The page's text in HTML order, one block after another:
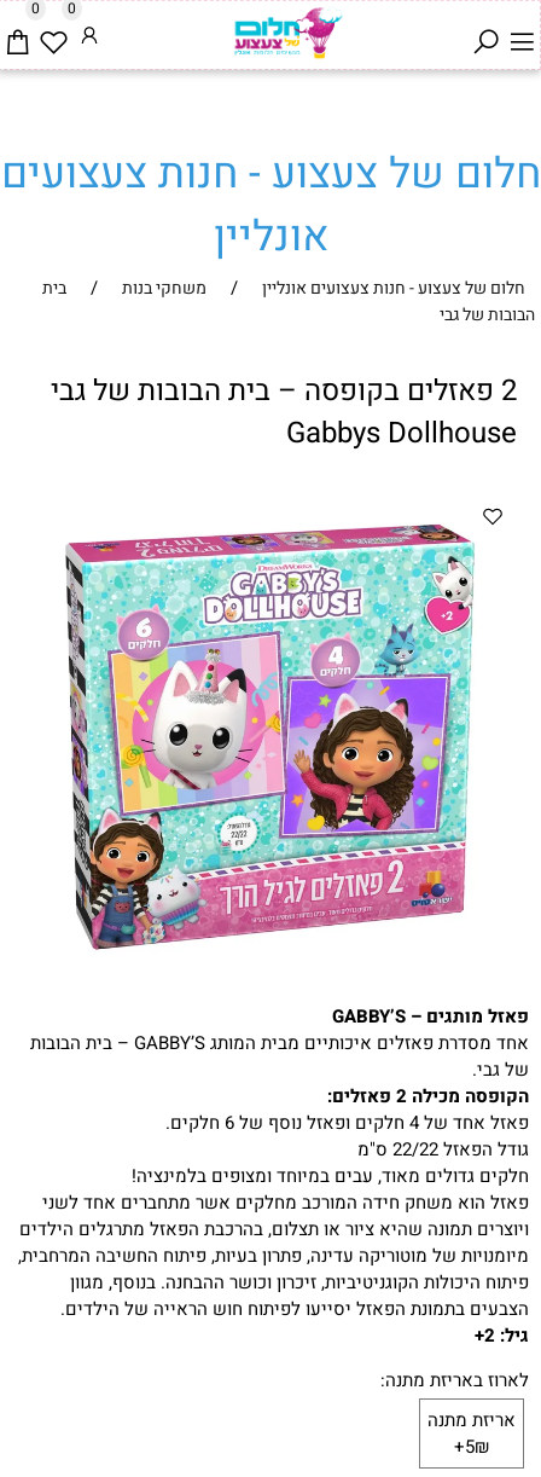
0 0
חלום של צעצוע - חנות צעצועים
אונליין
חלום של צעצוע - חנות צעצועים אונליין / משחקי בנות /
בית
הבובות של גבי
2 פאזלים בקופסה – בית הבובות של גבי
Gabbys Dollhouse
פאזל מותגים – GABBY’S
אחד מסדרת פאזלים איכותיים מבית המותג GABBY’S – בית הבובות
של גבי.
הקופסה מכילה 2 פאזלים:
פאזל אחד של 4 חלקים ופאזל נוסף של 6 חלקים.
גודל הפאזל 22/22 ס"מ
חלקים גדולים מאוד, עבים במיוחד ומצופים בלמינציה!
פאזל הוא משחק חידה המורכב מחלקים אשר מתחברים אחד לשני
ויוצרים תמונה שהיא ציור או תצלום, בהרכבת הפאזל מתרגלים הילדים
מיומנויות של מוטוריקה עדינה, פתרון בעיות, פיתוח החשיבה המרחבית,
פיתוח היכולות הקוגניטיביות, זיכרון וכושר ההבחנה. בנוסף, מגוון
הצבעים בתמונת הפאזל יסייעו לפיתוח חוש הראייה של הילדים.
גיל: 2+
לארוז באריזת מתנה:
אריזת מתנה
5₪+